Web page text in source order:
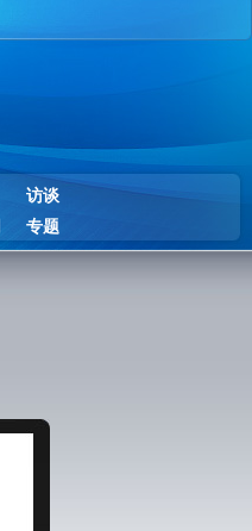
访谈
专题